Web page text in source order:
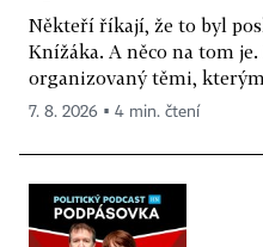
Někteří říkají, že to byl
Knížáka. A něco na tom
organizovaný těmi,
7. 8. 2026 ▪ 4 min. čtení